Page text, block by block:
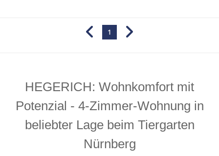
1
HEGERICH: Wohnkomfort mit
Potenzial - 4-Zimmer-Wohnung in
beliebter Lage beim Tiergarten
Nürnberg